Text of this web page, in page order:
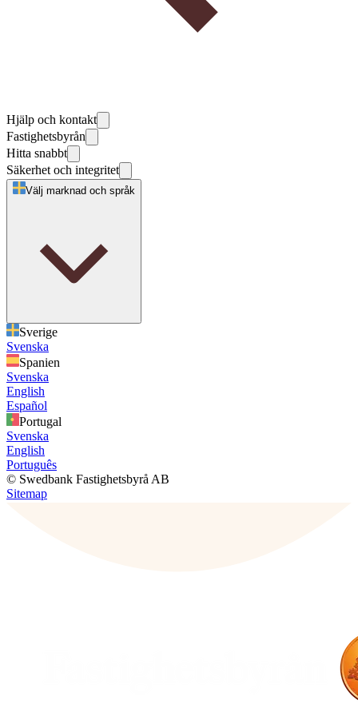
Hjälp och kontakt
Fastighetsbyrån
Hitta snabbt
Säkerhet och integritet
Välj marknad och språk
Sverige
Svenska
Spanien
Svenska
English
Español
Portugal
Svenska
English
Português
© Swedbank Fastighetsbyrå AB
Sitemap